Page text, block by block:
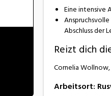
Eine intensive
Abschluss der
Reizt dich
Cornelia
Arbeitsort: